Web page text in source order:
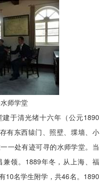
师学堂
于清光绪十六年（公元1890
有东西辕门、照壁、堞墙、小
一处有迹可寻的水师学堂。当
领。1889年冬，从上海、福
10名学生附学，共46名。1890